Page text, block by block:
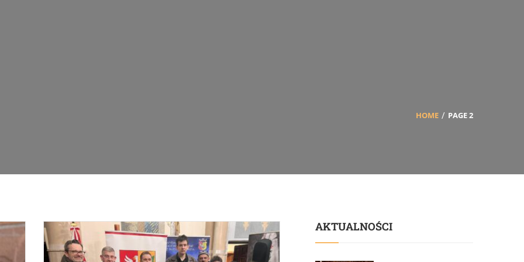
HOME PAGE 2
AKTUALNOŚCI